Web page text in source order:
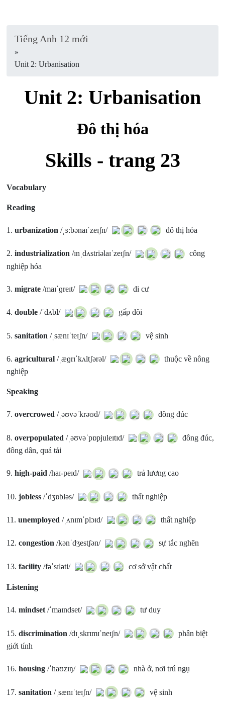
Tiếng Anh 12 mới
»
Unit 2: Urbanisation
Unit 2: Urbanisation
Đô thị hóa
Skills - trang 23
Vocabulary
Reading
1.urbanization /ˌɜːbənaɪˈzeɪʃn/ đô thị hóa
2.industrialization /ɪnˌdʌstriəlaɪˈzeɪʃn/
công
nghiệp hóa
3.migrate /maɪˈɡreɪt/ di cư
4.double /ˈdʌbl/ gấp đôi
5.sanitation /ˌsænɪˈteɪʃn/ vệ sinh
6.agricultural /ˌæɡrɪˈkʌltʃərəl/
thuộc về nông
nghiệp
Speaking
7.overcrowed /ˌəʊvəˈkrəʊd/ đông đúc
8.overpopulated /ˌəʊvəˈpɒpjuleɪtɪd/
đông đúc,
đông dân, quá tải
9.high-paid /haɪ-peɪd/ trả lương cao
10.jobless /ˈdʒɒbləs/ thất nghiệp
11.unemployed /ˌʌnɪmˈplɔɪd/ thất nghiệp
12.congestion /kənˈdʒestʃən/ sự tắc nghẽn
13.facility /fəˈsɪləti/ cơ sở vật chất
Listening
14.mindset /ˈmaɪndset/ tư duy
15.discrimination /dɪˌskrɪmɪˈneɪʃn/
phân biệt
giới tính
16.housing /ˈhaʊzɪŋ/ nhà ở, nơi trú ngụ
17.sanitation /ˌsænɪˈteɪʃn/ vệ sinh